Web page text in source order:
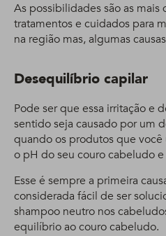
As possibilidades são as mais
tratamentos e cuidados para
na região mas, algumas
Desequilíbrio capilar
Pode ser que essa irritação e
sentido seja causado por um
quando os produtos que
o pH do seu couro cabeludo
Esse é sempre a primeira
considerada fácil de ser
shampoo neutro nos
equilíbrio ao couro cabeludo.